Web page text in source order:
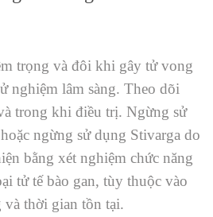
trọng và đôi khi gây tử vong
nghiệm lâm sàng. Theo dõi
trong khi điều trị. Ngừng sử
ngừng sử dụng Stivarga do
bằng xét nghiệm chức năng
tử tế bào gan, tùy thuộc vào
thời gian tồn tại.